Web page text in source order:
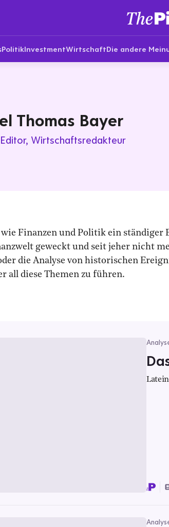
PolitikInvestmentWirtschaftDie andere
Thomas Bayer
Wirtschaftsredakteur
Finanzen und Politik ein ständiger
geweckt und seit jeher nicht
die Analyse von historischen
all diese Themen zu führen.